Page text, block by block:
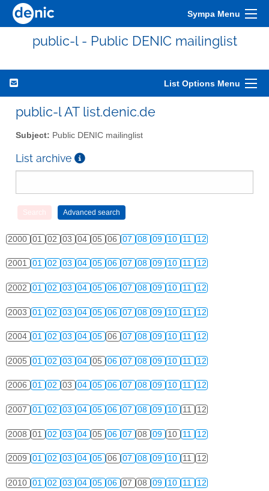
Sympa Menu
public-l - Public DENIC mailinglist
List Options Menu
public-l AT list.denic.de
Subject: Public DENIC mailinglist
List archive
2000 01 02 03 04 05 06 07 08 09 10 11 12
2001 01 02 03 04 05 06 07 08 09 10 11 12
2002 01 02 03 04 05 06 07 08 09 10 11 12
2003 01 02 03 04 05 06 07 08 09 10 11 12
2004 01 02 03 04 05 06 07 08 09 10 11 12
2005 01 02 03 04 05 06 07 08 09 10 11 12
2006 01 02 03 04 05 06 07 08 09 10 11 12
2007 01 02 03 04 05 06 07 08 09 10 11 12
2008 01 02 03 04 05 06 07 08 09 10 11 12
2009 01 02 03 04 05 06 07 08 09 10 11 12
2010 01 02 03 04 05 06 07 08 09 10 11 12